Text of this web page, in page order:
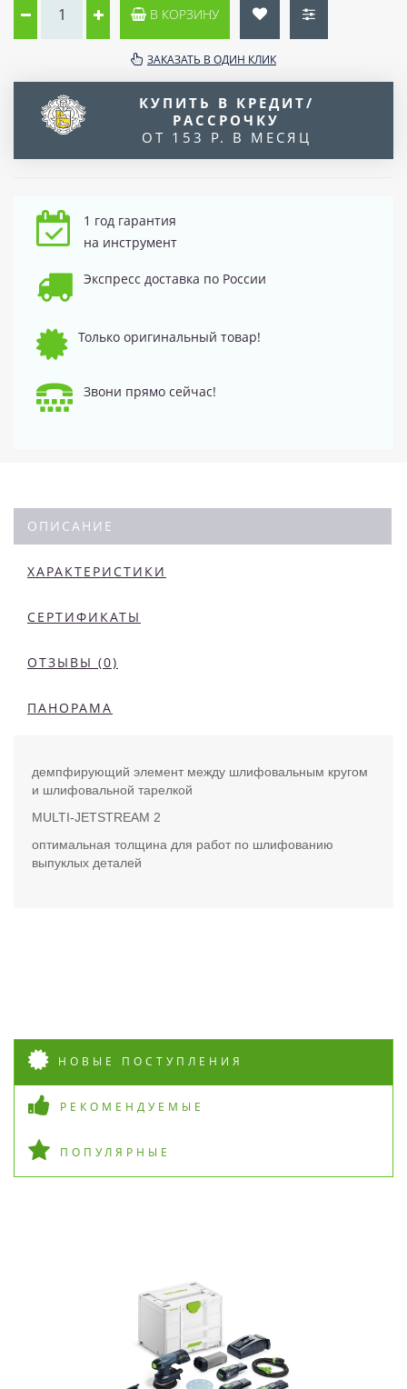
В КОРЗИНУ
ЗАКАЗАТЬ В ОДИН КЛИК
КУПИТЬ В КРЕДИТ/
РАССРОЧКУ
ОТ 153 Р. В МЕСЯЦ
1 год гарантия
на инструмент
Экспресс доставка по России
Только оригинальный товар!
Звони прямо сейчас!
ОПИСАНИЕ
ХАРАКТЕРИСТИКИ
СЕРТИФИКАТЫ
ОТЗЫВЫ (0)
ПАНОРАМА
демпфирующий элемент между шлифовальным кругом
и шлифовальной тарелкой
MULTI-JETSTREAM 2
оптимальная толщина для работ по шлифованию
выпуклых деталей
НОВЫЕ ПОСТУПЛЕНИЯ
РЕКОМЕНДУЕМЫЕ
ПОПУЛЯРНЫЕ